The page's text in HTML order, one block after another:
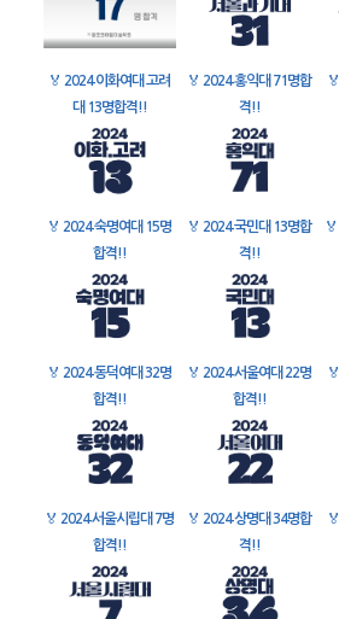
🏅 2024 이화여대 고려
대 13명합격!!
🏅 2024 홍익대 71명합
격!!
🏅
🏅 2024 숙명여대 15명
합격!!
🏅 2024 국민대 13명합
격!!
🏅
🏅 2024 동덕여대 32명
합격!!
🏅 2024 서울여대 22명
합격!!
🏅
🏅 2024 서울시립대 7명
합격!!
🏅 2024 상명대 34명합
격!!
🏅